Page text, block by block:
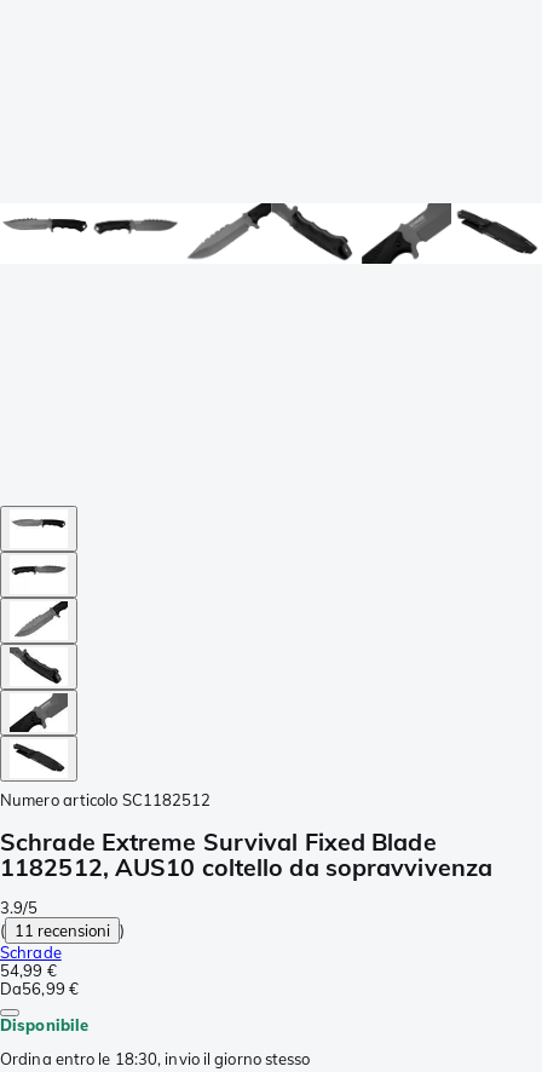
Numero articolo SC1182512
Schrade Extreme Survival Fixed Blade
1182512, AUS10 coltello da sopravvivenza
3.9/5
( 11 recensioni )
Schrade
54,99 €
Da56,99 €
Disponibile
Ordina entro le 18:30, invio il giorno stesso